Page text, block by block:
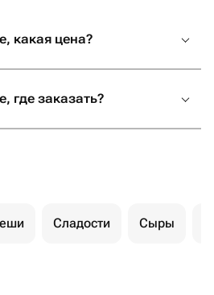
какая цена?
где заказать?
Сладости Сыры